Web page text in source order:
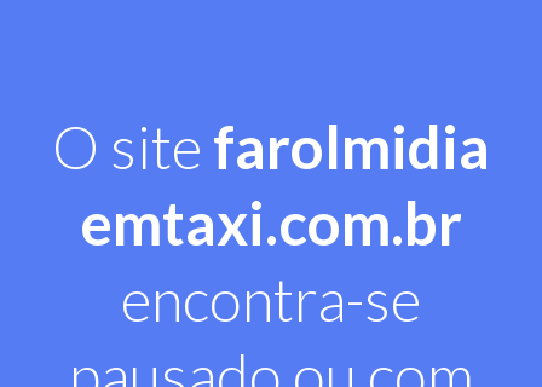
O site farolmidia
emtaxi.com.br
encontra-se